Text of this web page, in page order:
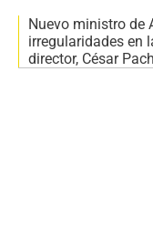
Nuevo ministro de
irregularidades en
director, César